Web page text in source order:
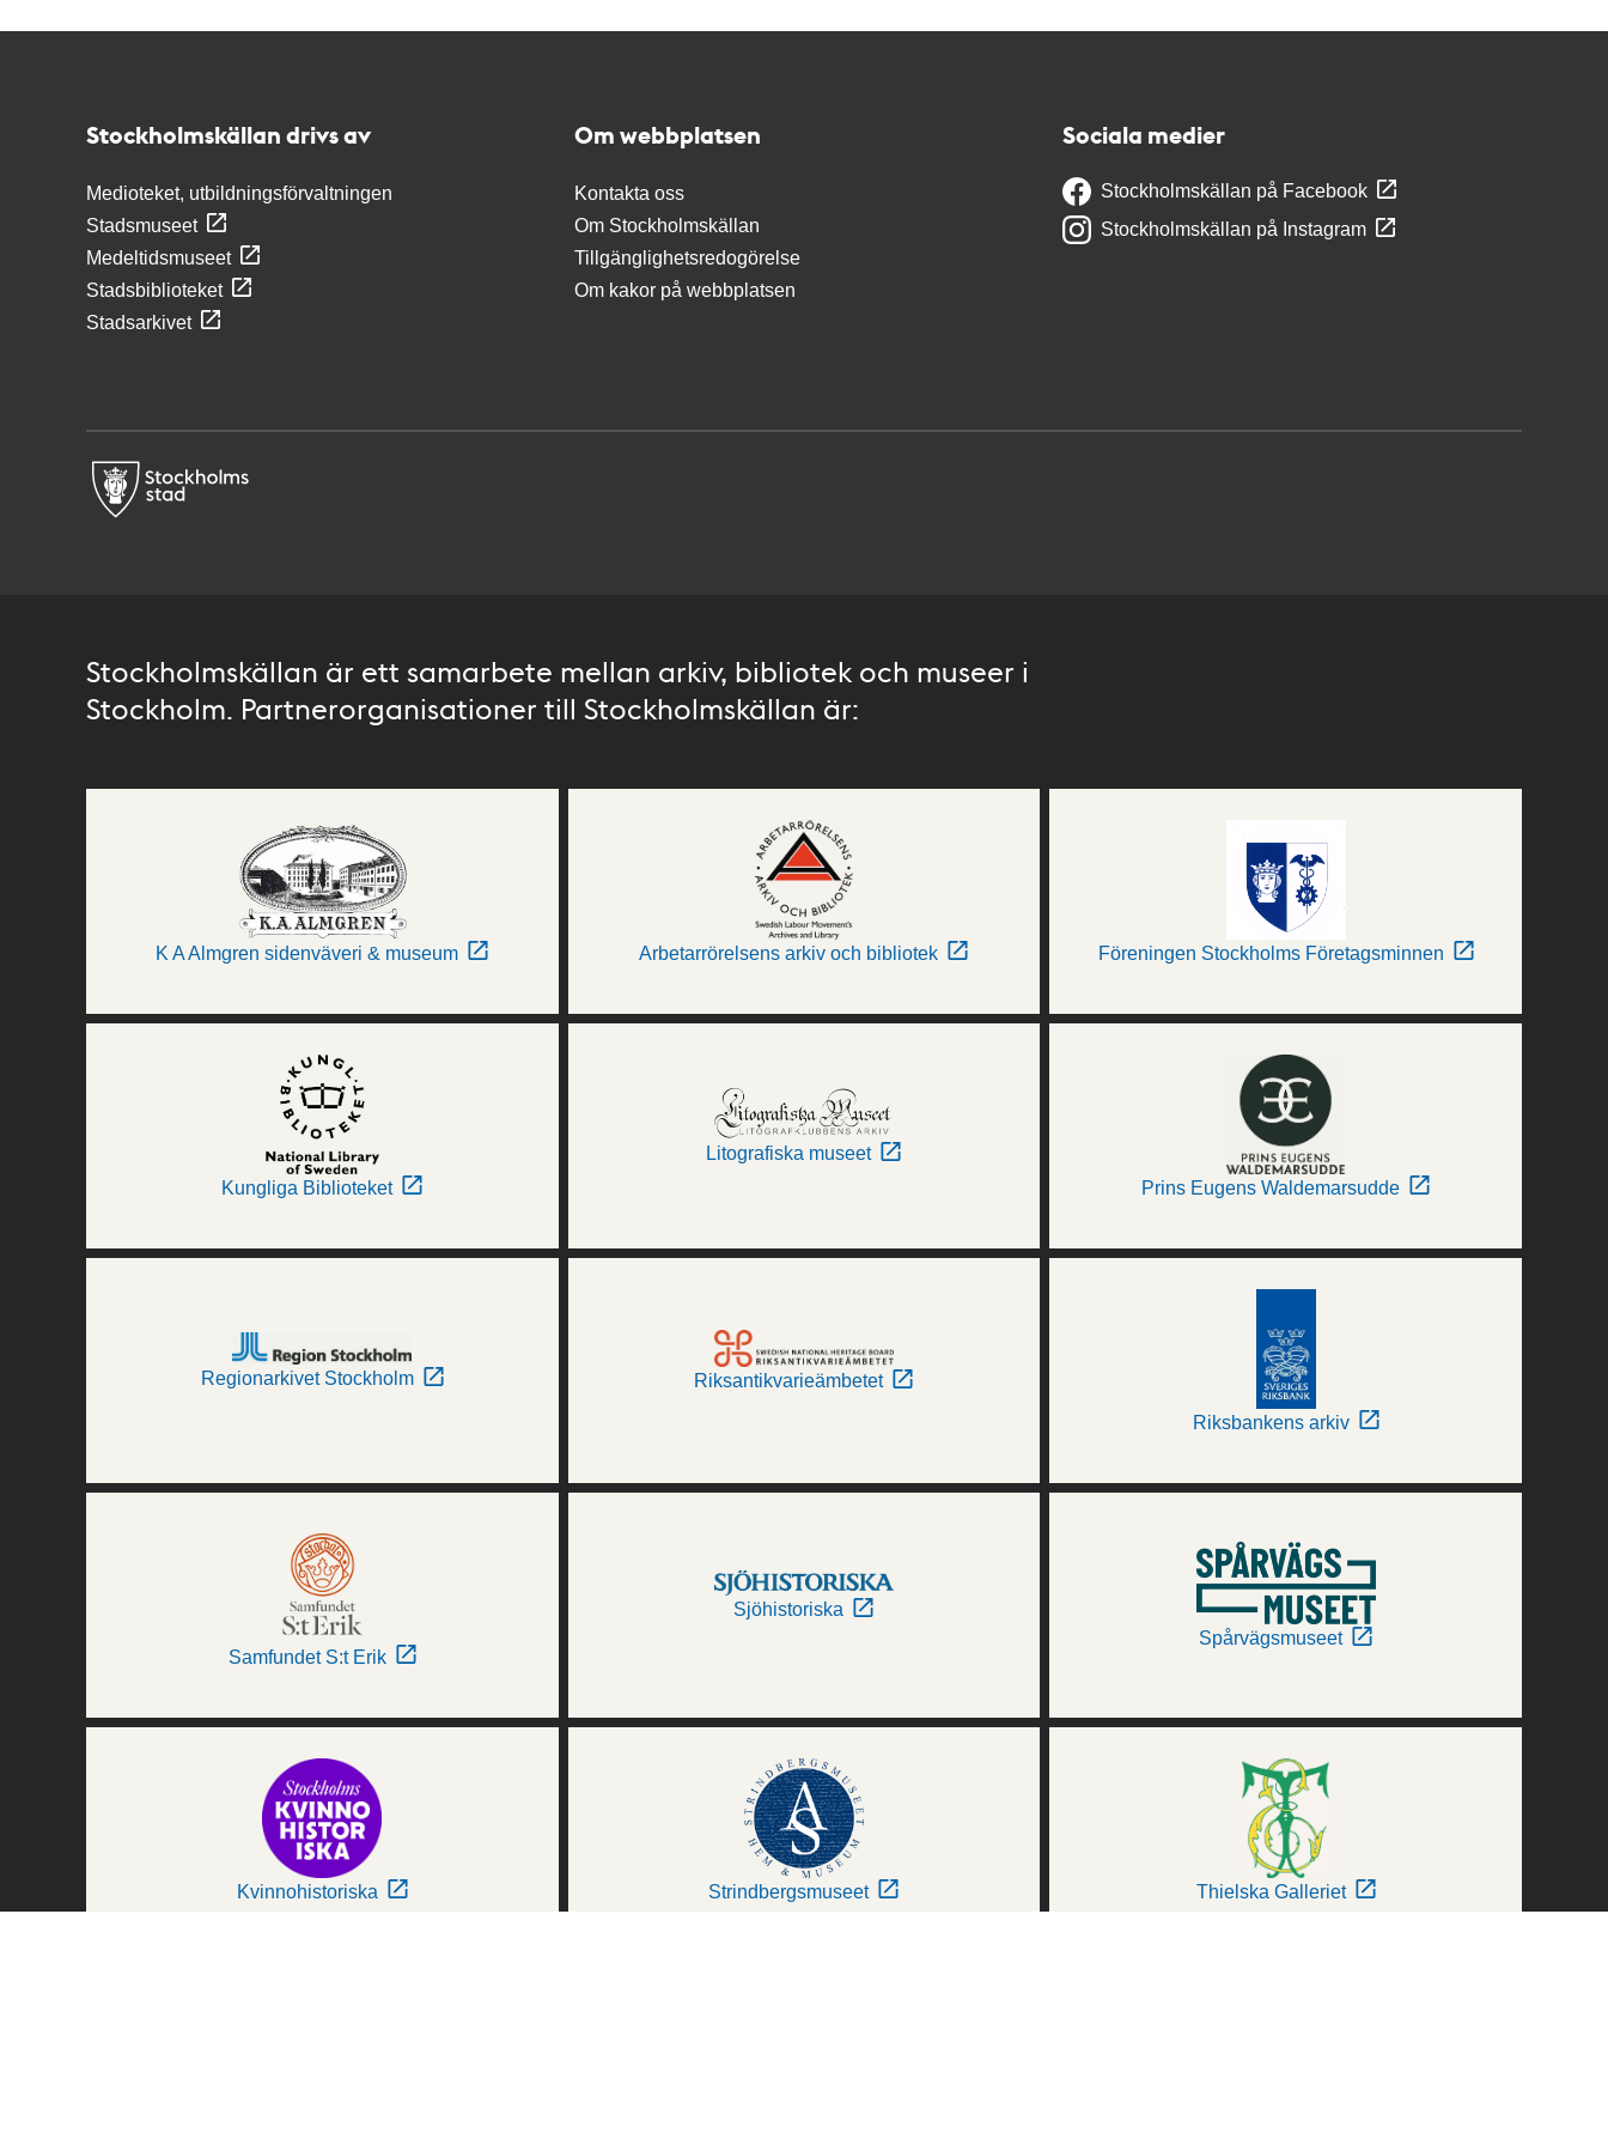
Stockholmskällan drivs av
Medioteket, utbildningsförvaltningen
Stadsmuseet
Medeltidsmuseet
Stadsbiblioteket
Stadsarkivet
Om webbplatsen
Kontakta oss
Om Stockholmskällan
Tillgänglighetsredogörelse
Om kakor på webbplatsen
Sociala medier
Stockholmskällan på Facebook
Stockholmskällan på Instagram
Stockholmskällan är ett samarbete mellan arkiv, bibliotek och museer i
Stockholm. Partnerorganisationer till Stockholmskällan är:
K A Almgren sidenväveri & museum Arbetarrörelsens arkiv och bibliotek Föreningen Stockholms Företagsminnen
Kungliga Biblioteket
Litografiska museet
Prins Eugens Waldemarsudde
Regionarkivet Stockholm Riksantikvarieämbetet
Riksbankens arkiv
Samfundet S:t Erik
Sjöhistoriska
Spårvägsmuseet
Kvinnohistoriska Strindbergsmuseet Thielska Galleriet